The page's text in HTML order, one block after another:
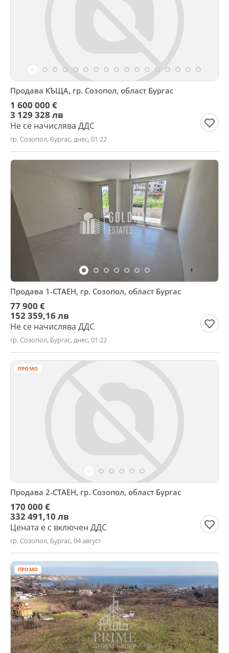
Продава КЪЩА, гр. Созопол, област Бургас
1 600 000 €
3 129 328 лв
Не се начислява ДДС
гр. Созопол, Бургас, днес, 01:22
Продава 1-СТАЕН, гр. Созопол, област Бургас
77 900 €
152 359,16 лв
Не се начислява ДДС
гр. Созопол, Бургас, днес, 01:22
ПРОМО
Продава 2-СТАЕН, гр. Созопол, област Бургас
170 000 €
332 491,10 лв
Цената е с включен ДДС
гр. Созопол, Бургас, 04 август
ПРОМО